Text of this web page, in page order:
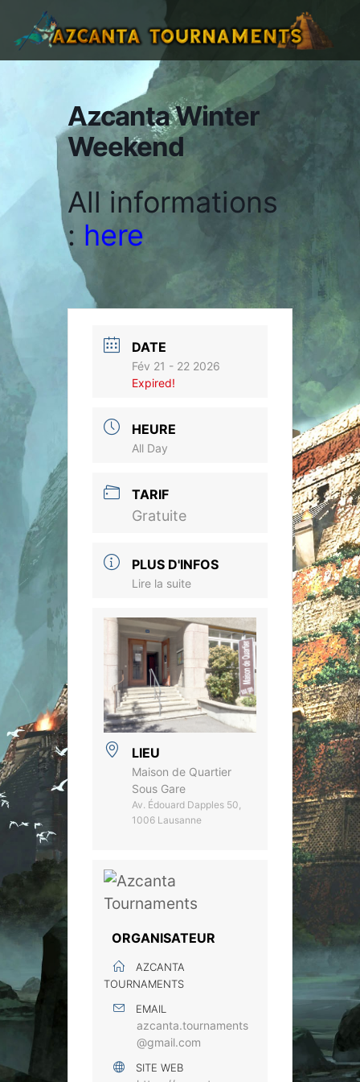
Azcanta Winter
Weekend
All informations
: here
DATE
Fév 21 - 22 2026
Expired!
HEURE
All Day
TARIF
Gratuite
PLUS D'INFOS
Lire la suite
LIEU
Maison de Quartier
Sous Gare
Av. Édouard Dapples 50,
1006 Lausanne
ORGANISATEUR
AZCANTA
TOURNAMENTS
EMAIL
azcanta.tournaments
@gmail.com
SITE WEB